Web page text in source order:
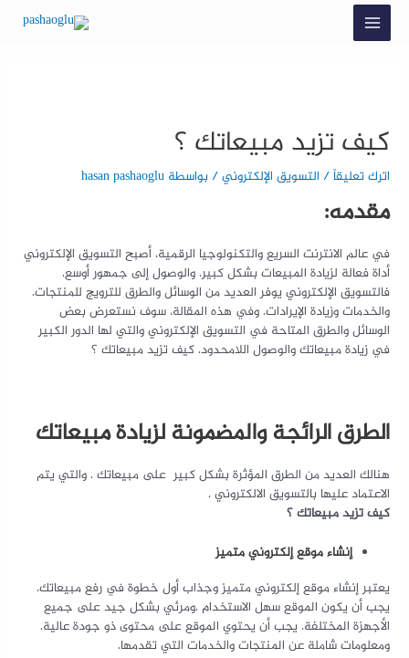
كيف تزيد مبيعاتك ؟
اترك تعليقاً/ التسويق الإلكتروني/ بواسطة hasan pashaoglu
مقدمه:
في عالم الانترنت السريع والتكنولوجيا الرقمية، أصبح التسويق الإلكتروني
أداة فعالة لزيادة المبيعات بشكل كبير. والوصول إلى جمهور أوسع.
فالتسويق الإلكتروني يوفر العديد من الوسائل والطرق للترويج للمنتجات.
والخدمات وزيادة الإيرادات. وفي هذه المقالة، سوف نستعرض بعض
الوسائل والطرق المتاحة في التسويق الإلكتروني والتي لها الدور الكبير
في زيادة مبيعاتك والوصول اللامحدود. كيف تزيد مبيعاتك ؟
الطرق الرائجة والمضمونة لزيادة مبيعاتك
هنالك العديد من الطرق المؤثرة بشكل كبير على مبيعاتك . والتي يتم
الاعتماد عليها بالتسويق الالكتروني .
كيف تزيد مبيعاتك ؟
إنشاء موقع إلكتروني متميز
يعتبر إنشاء موقع إلكتروني متميز وجذاب أول خطوة في رفع مبيعاتك.
يجب أن يكون الموقع سهل الاستخدام .ومرئي بشكل جيد على جميع
الأجهزة المختلفة. يجب أن يحتوي الموقع على محتوى ذو جودة عالية.
ومعلومات شاملة عن المنتجات والخدمات التي تقدمها.